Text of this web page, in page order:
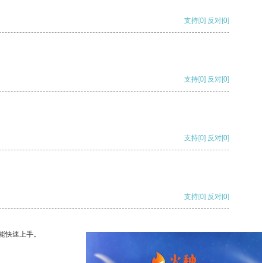
支持[0] 反对[0]
支持[0] 反对[0]
支持[0] 反对[0]
支持[0] 反对[0]
速上手。
支持